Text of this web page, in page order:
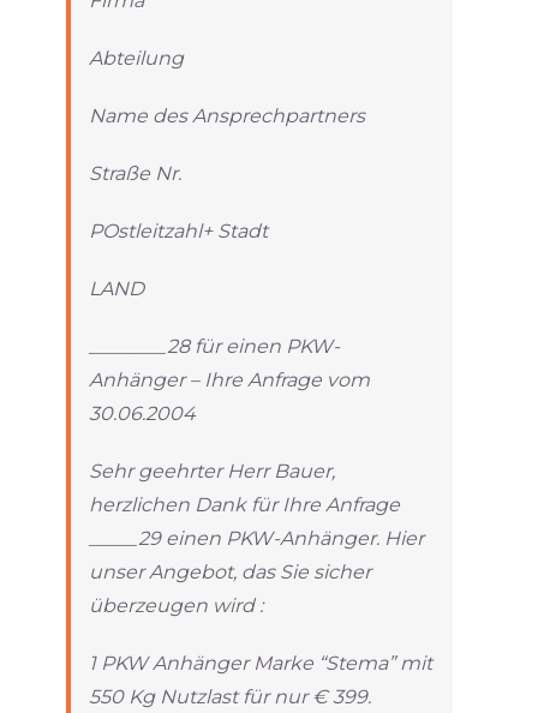
Abteilung
Name des Ansprechpartners
Straße Nr.
POstleitzahl+ Stadt
LAND
________28 für einen PKW-
Anhänger – Ihre Anfrage vom
30.06.2004
Sehr geehrter Herr Bauer,
herzlichen Dank für Ihre Anfrage
_____29 einen PKW-Anhänger. Hier
unser Angebot, das Sie sicher
überzeugen wird :
1 PKW Anhänger Marke “Stema” mit
550 Kg Nutzlast für nur € 399.